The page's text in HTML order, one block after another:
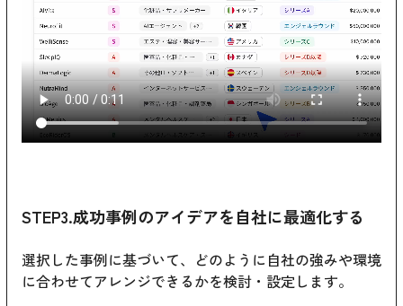
STEP3.成功事例のアイデアを自社に最適化する
選択した事例に基づいて、どのように自社の強みや環境
に合わせてアレンジできるかを検討・設定します。